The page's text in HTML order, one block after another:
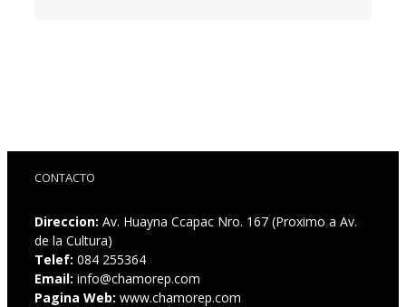
CONTACTO
Direccion: Av. Huayna Ccapac Nro. 167 (Proximo a Av.
de la Cultura)
Telef: 084 255364
Email: info@chamorep.com
Pagina Web: www.chamorep.com